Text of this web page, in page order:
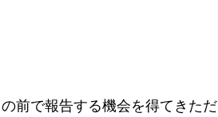
前で報告する機会を得てきただ